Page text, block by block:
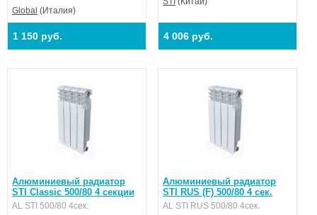
Global (Италия)
1 150 руб. 4 006 руб.
Алюминиевый радиатор
STI Classic 500/80 4 секции
AL STI 500/80 4сек.
Алюминиевый радиатор
STI RUS (F) 500/80 4 сек.
AL STI RUS 500/80 4сек.